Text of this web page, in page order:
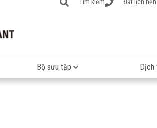
Tìm kiếm Đặt lịch hẹn
Bộ sưu tập Dịch